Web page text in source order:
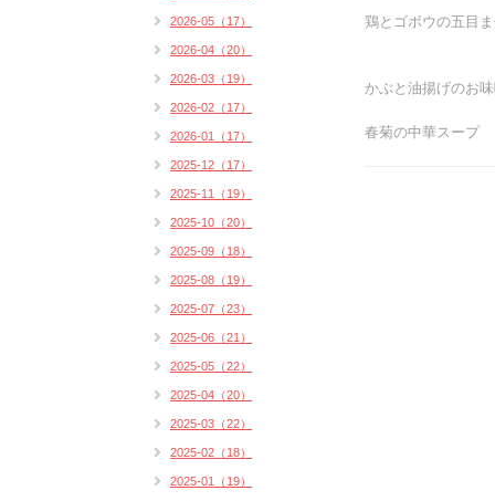
鶏とゴボウの五目
かぶと油揚げのお
春菊の中華スープ
2026-05（17）
2026-04（20）
2026-03（19）
2026-02（17）
2026-01（17）
2025-12（17）
2025-11（19）
2025-10（20）
2025-09（18）
2025-08（19）
2025-07（23）
2025-06（21）
2025-05（22）
2025-04（20）
2025-03（22）
2025-02（18）
2025-01（19）